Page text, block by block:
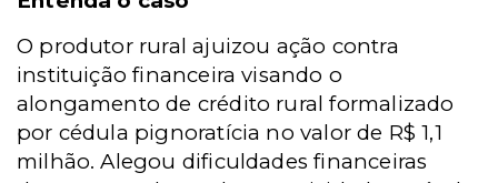
O produtor rural ajuizou ação contra
instituição financeira visando o
alongamento de crédito rural formalizado
por cédula pignoratícia no valor de R$ 1,1
milhão. Alegou dificuldades financeiras